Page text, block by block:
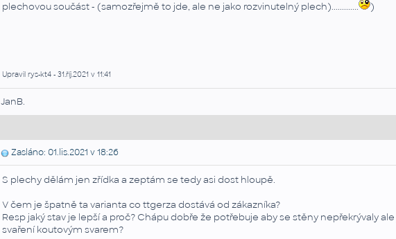
plechovou součást - (samozřejmě to jde, ale ne jako rozvinutelný plech).............
)
Upravil rys-kt4 - 31.říj.2021 v 11:41
JanB.
Zasláno: 01.lis.2021 v 18:26
S plechy dělám jen zřídka a zeptám se tedy asi dost hloupě.
V čem je špatně ta varianta co ttgerza dostává od zákazníka?
Resp jaký stav je lepší a proč? Chápu dobře že potřebuje aby se stěny nepřekrývaly
svaření koutovým svarem?